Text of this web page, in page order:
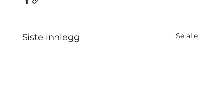
Siste innlegg Se alle